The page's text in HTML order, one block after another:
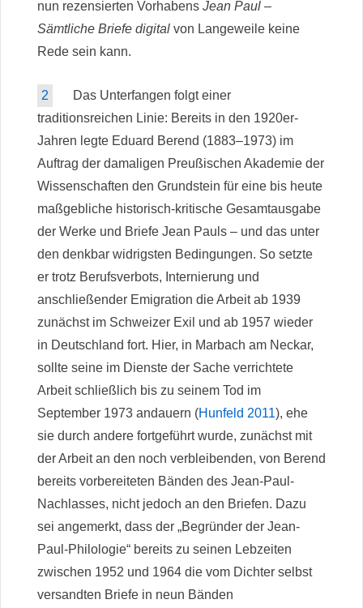
nun rezensierten Vorhabens Jean Paul –
Sämtliche Briefe digital von Langeweile keine
Rede sein kann.
2
Das Unterfangen folgt einer
traditionsreichen Linie: Bereits in den 1920er-
Jahren legte Eduard Berend (1883–1973) im
Auftrag der damaligen Preußischen Akademie der
Wissenschaften den Grundstein für eine bis heute
maßgebliche historisch-kritische Gesamtausgabe
der Werke und Briefe Jean Pauls – und das unter
den denkbar widrigsten Bedingungen. So setzte
er trotz Berufsverbots, Internierung und
anschließender Emigration die Arbeit ab 1939
zunächst im Schweizer Exil und ab 1957 wieder
in Deutschland fort. Hier, in Marbach am Neckar,
sollte seine im Dienste der Sache verrichtete
Arbeit schließlich bis zu seinem Tod im
September 1973 andauern (Hunfeld 2011), ehe
sie durch andere fortgeführt wurde, zunächst mit
der Arbeit an den noch verbleibenden, von Berend
bereits vorbereiteten Bänden des Jean-Paul-
Nachlasses, nicht jedoch an den Briefen. Dazu
sei angemerkt, dass der „Begründer der Jean-
Paul-Philologie“ bereits zu seinen Lebzeiten
zwischen 1952 und 1964 die vom Dichter selbst
versandten Briefe in neun Bänden